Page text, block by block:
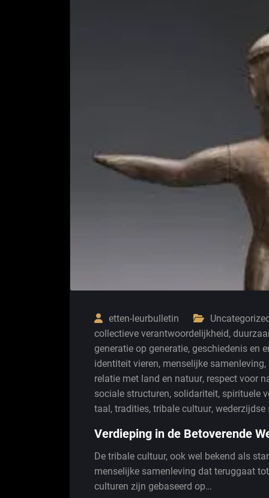
etten-leurbulletin
collectieve verantwoordelijkheid,
generatie op generatie, geschiedenis en
identiteit vieren, menselijke samenleving,
relatie met land en natuur, respect voor
sociale structuren, solidariteit, spirituele
taal, tradities, tribale cultuur, wederzijdse
Verdieping in de Betoverende
De tribale cultuur, ook wel bekend als
menselijke samenleving dat teruggaat
culturen zijn gebaseerd op…